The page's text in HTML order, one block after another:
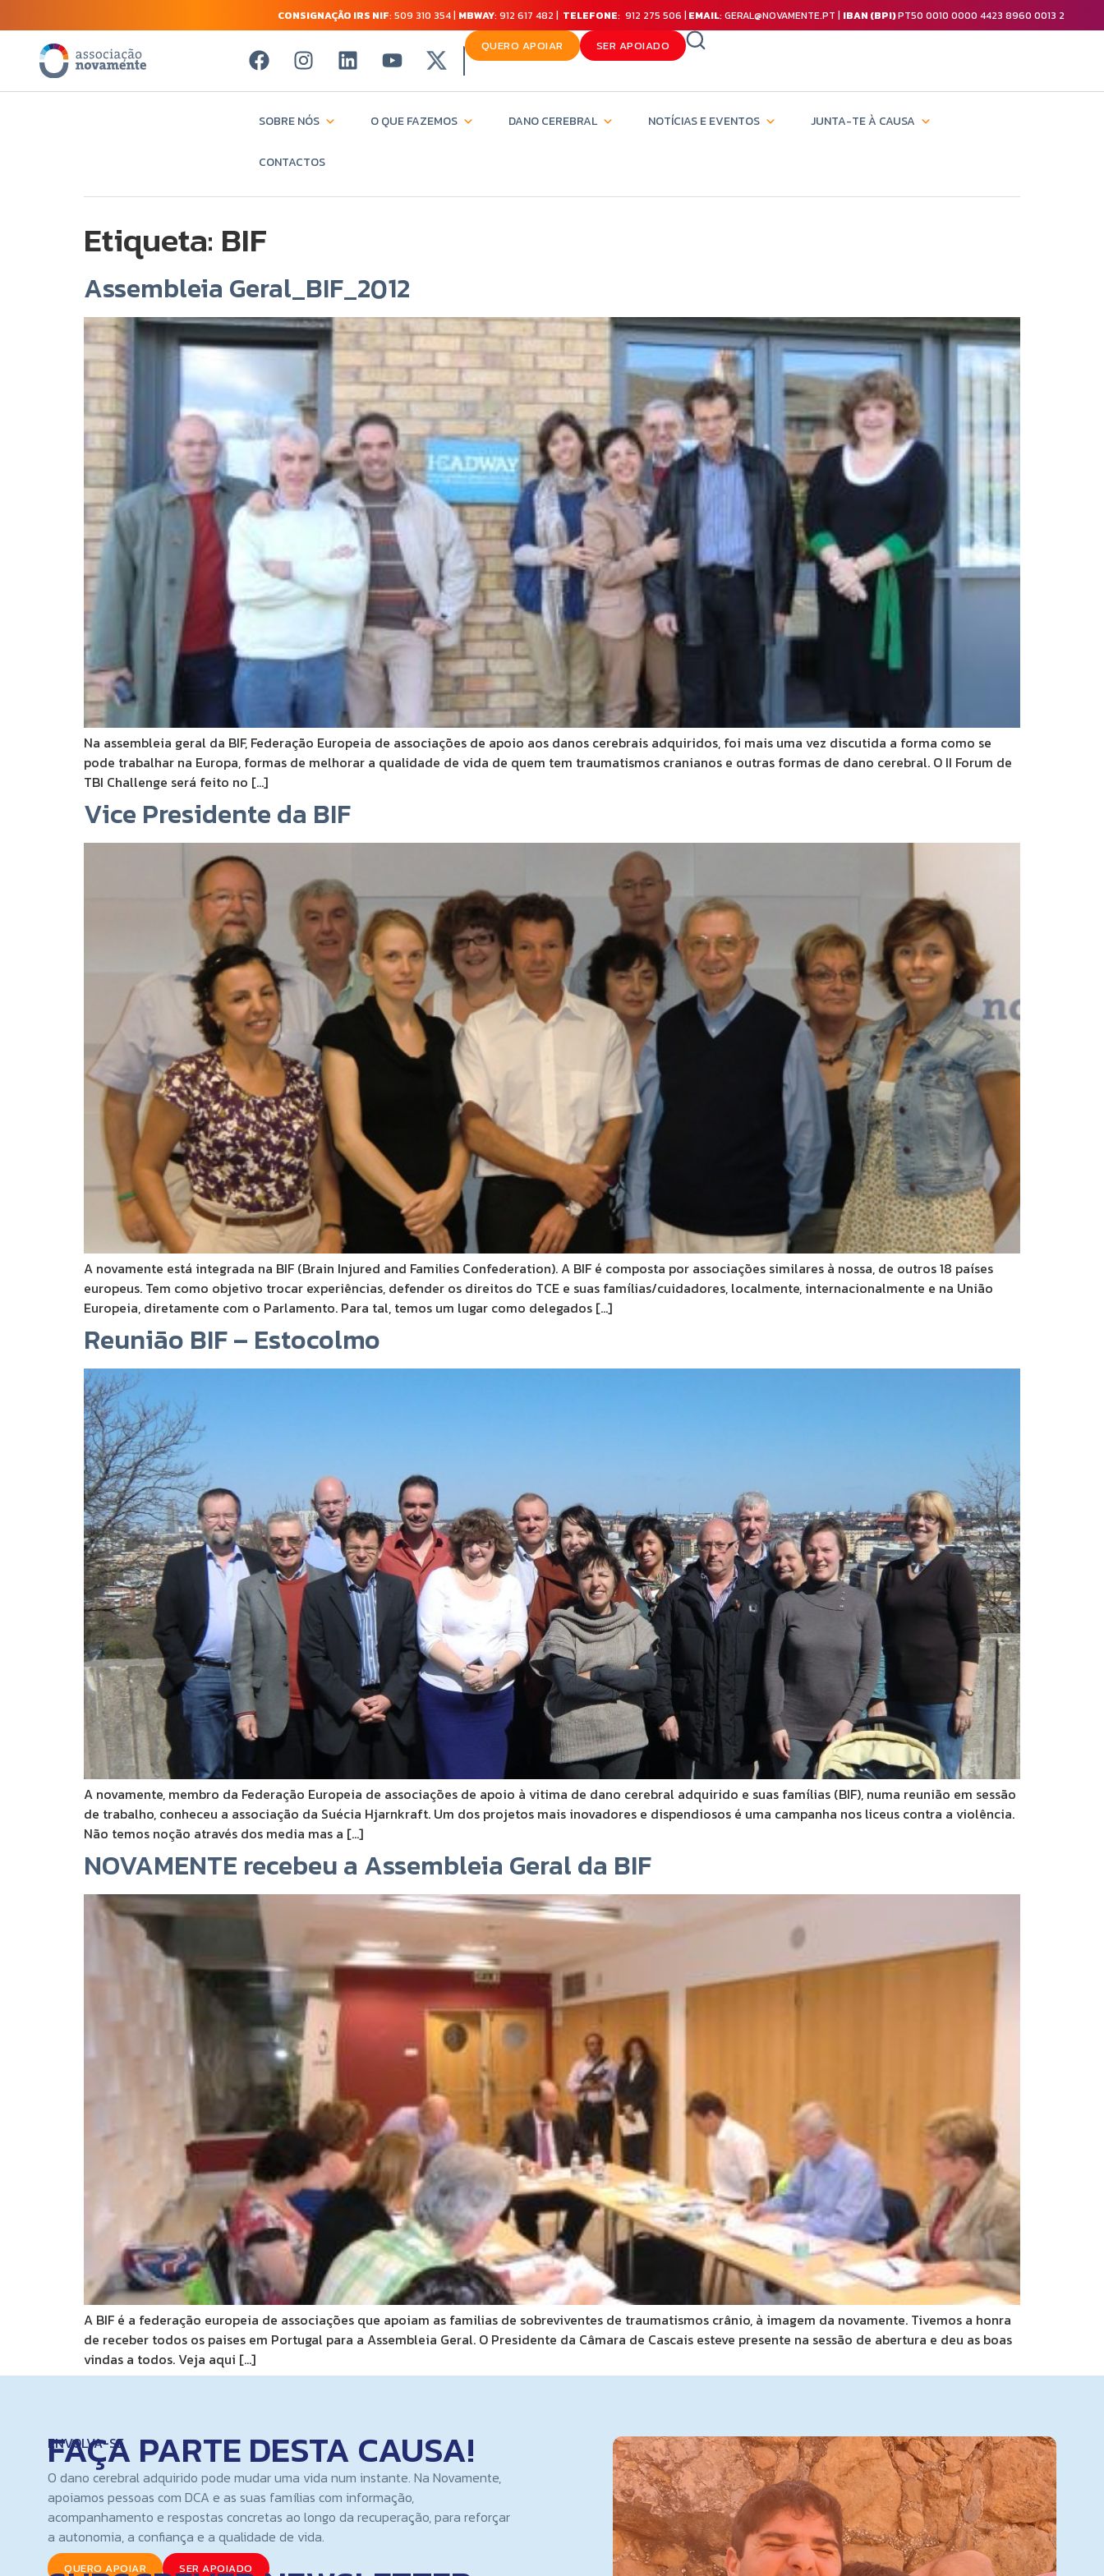
CONSIGNAÇÃO IRS NIF: 509 310 354 | MBWAY: 912 617 482 | TELEFONE: 912 275 506 | EMAIL: GERAL@NOVAMENTE.PT | IBAN (BPI)PT50 0010 0000 4423 8960 0013 2
QUERO APOIAR SER APOIADO
SOBRE NÓS O QUE FAZEMOS DANO CEREBRAL NOTÍCIAS E EVENTOS JUNTA-TE À CAUSA
CONTACTOS
Etiqueta: BIF
Assembleia Geral_BIF_2012
Na assembleia geral da BIF, Federação Europeia de associações de apoio aos danos cerebrais adquiridos, foi mais uma vez discutida a forma como se
pode trabalhar na Europa, formas de melhorar a qualidade de vida de quem tem traumatismos cranianos e outras formas de dano cerebral. O II Forum de
TBI Challenge será feito no […]
Vice Presidente da BIF
A novamente está integrada na BIF (Brain Injured and Families Confederation). A BIF é composta por associações similares à nossa, de outros 18 países
europeus. Tem como objetivo trocar experiências, defender os direitos do TCE e suas famílias/cuidadores, localmente, internacionalmente e na União
Europeia, diretamente com o Parlamento. Para tal, temos um lugar como delegados […]
Reunião BIF – Estocolmo
A novamente, membro da Federação Europeia de associações de apoio à vitima de dano cerebral adquirido e suas famílias (BIF), numa reunião em sessão
de trabalho, conheceu a associação da Suécia Hjarnkraft. Um dos projetos mais inovadores e dispendiosos é uma campanha nos liceus contra a violência.
Não temos noção através dos media mas a […]
NOVAMENTE recebeu a Assembleia Geral da BIF
A BIF é a federação europeia de associações que apoiam as familias de sobreviventes de traumatismos crânio, à imagem da novamente. Tivemos a honra
de receber todos os paises em Portugal para a Assembleia Geral. O Presidente da Câmara de Cascais esteve presente na sessão de abertura e deu as boas
vindas a todos. Veja aqui […]
ENVOLVA-SE
FAÇA PARTE DESTA CAUSA!
O dano cerebral adquirido pode mudar uma vida num instante. Na Novamente,
apoiamos pessoas com DCA e as suas famílias com informação,
acompanhamento e respostas concretas ao longo da recuperação, para reforçar
a autonomia, a confiança e a qualidade de vida.
QUERO APOIAR SER APOIADO